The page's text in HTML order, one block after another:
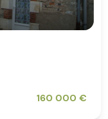
160 000 €